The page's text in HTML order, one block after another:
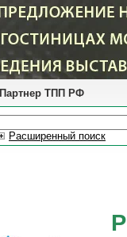
Партнер ТПП РФ
Расширенный поиск